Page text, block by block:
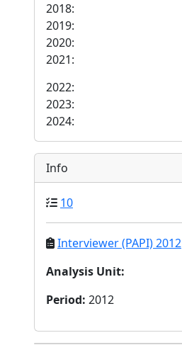
2018:
2019:
2020:
2021:
2022:
2023:
2024:
Info
10
Interviewer (PAPI) 2012
Analysis Unit:
Period: 2012